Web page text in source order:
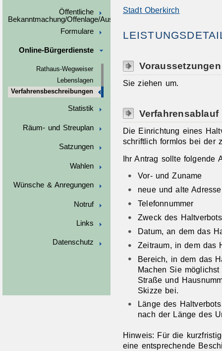
Öffentliche
Bekanntmachung/Offenlage/Ausschreibungen
Formulare
Online-Bürgerdienste
Rathaus-Wegweiser
Lebenslagen
Verfahrensbeschreibungen
Statistik
Räum- und Streuplan
Satzungen
Wahlen
Wünsche & Anregungen
Notruf
Links
Datenschutz
Stadt Oberkirch
Voraussetzungen
Sie ziehen um.
Verfahrensablauf
Die Einrichtung eines
schriftlich formlos bei der
Ihr Antrag sollte folgende
Vor- und Zuname
neue und alte Adresse
Telefonnummer
Zweck des
Datum, an dem das
Zeitraum, in dem das
Bereich, in dem das
Machen Sie
Straße und
Skizze bei.
Länge des
nach der Länge des
Hinweis: Für die
eine entsprechende